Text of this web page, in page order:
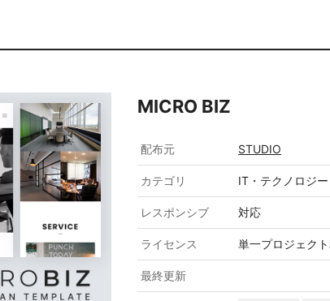
MICRO BIZ
配布元 STUDIO
カテゴリ IT・テクノロジー
レスポンシブ 対応
ライセンス 単一プロジェク
最終更新